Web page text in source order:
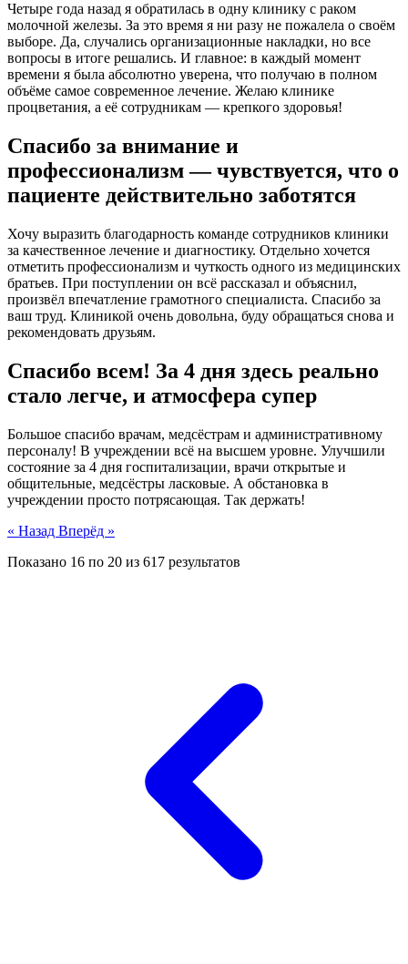
Четыре года назад я обратилась в одну клинику с раком
молочной железы. За это время я ни разу не пожалела о своём
выборе. Да, случались организационные накладки, но все
вопросы в итоге решались. И главное: в каждый момент
времени я была абсолютно уверена, что получаю в полном
объёме самое современное лечение. Желаю клинике
процветания, а её сотрудникам — крепкого здоровья!
Спасибо за внимание и
профессионализм — чувствуется, что о
пациенте действительно заботятся
Хочу выразить благодарность команде сотрудников клиники
за качественное лечение и диагностику. Отдельно хочется
отметить профессионализм и чуткость одного из медицинских
братьев. При поступлении он всё рассказал и объяснил,
произвёл впечатление грамотного специалиста. Спасибо за
ваш труд. Клиникой очень довольна, буду обращаться снова и
рекомендовать друзьям.
Спасибо всем! За 4 дня здесь реально
стало легче, и атмосфера супер
Большое спасибо врачам, медсёстрам и административному
персоналу! В учреждении всё на высшем уровне. Улучшили
состояние за 4 дня госпитализации, врачи открытые и
общительные, медсёстры ласковые. А обстановка в
учреждении просто потрясающая. Так держать!
« Назад Вперёд »
Показано 16 по 20 из 617 результатов